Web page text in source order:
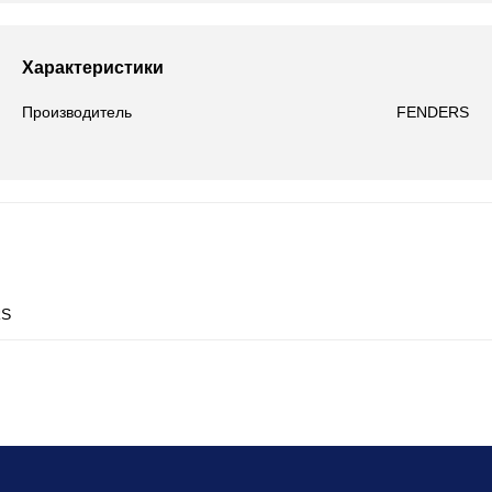
Характеристики
Производитель FENDERS